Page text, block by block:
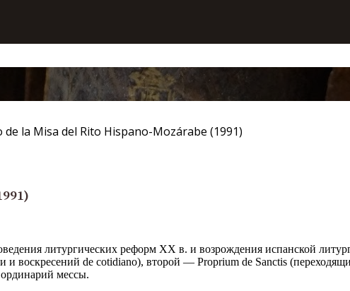
de la Misa del Rito Hispano-Mozárabe (1991)
литургических реформ XX в. и возрождения испанской
и воскресений de cotidiano), второй — Proprium de Sanctis
мессы.